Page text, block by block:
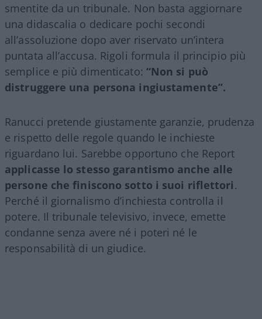
smentite da un tribunale. Non basta aggiornare
una didascalia o dedicare pochi secondi
all’assoluzione dopo aver riservato un’intera
puntata all’accusa. Rigoli formula il principio più
semplice e più dimenticato: “Non si può
distruggere una persona ingiustamente”.
Ranucci pretende giustamente garanzie, prudenza
e rispetto delle regole quando le inchieste
riguardano lui. Sarebbe opportuno che Report
applicasse lo stesso garantismo anche alle
persone che finiscono sotto i suoi riflettori.
Perché il giornalismo d’inchiesta controlla il
potere. Il tribunale televisivo, invece, emette
condanne senza avere né i poteri né le
responsabilità di un giudice.